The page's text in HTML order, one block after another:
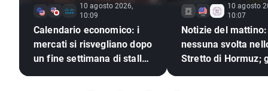
10 agosto 2026,
10:09
Calendario economico: i
mercati si risvegliano dopo
un fine settimana di stallo
10 agosto
10:07
Notizie del mattino:
nessuna svolta
Stretto di Hormuz;